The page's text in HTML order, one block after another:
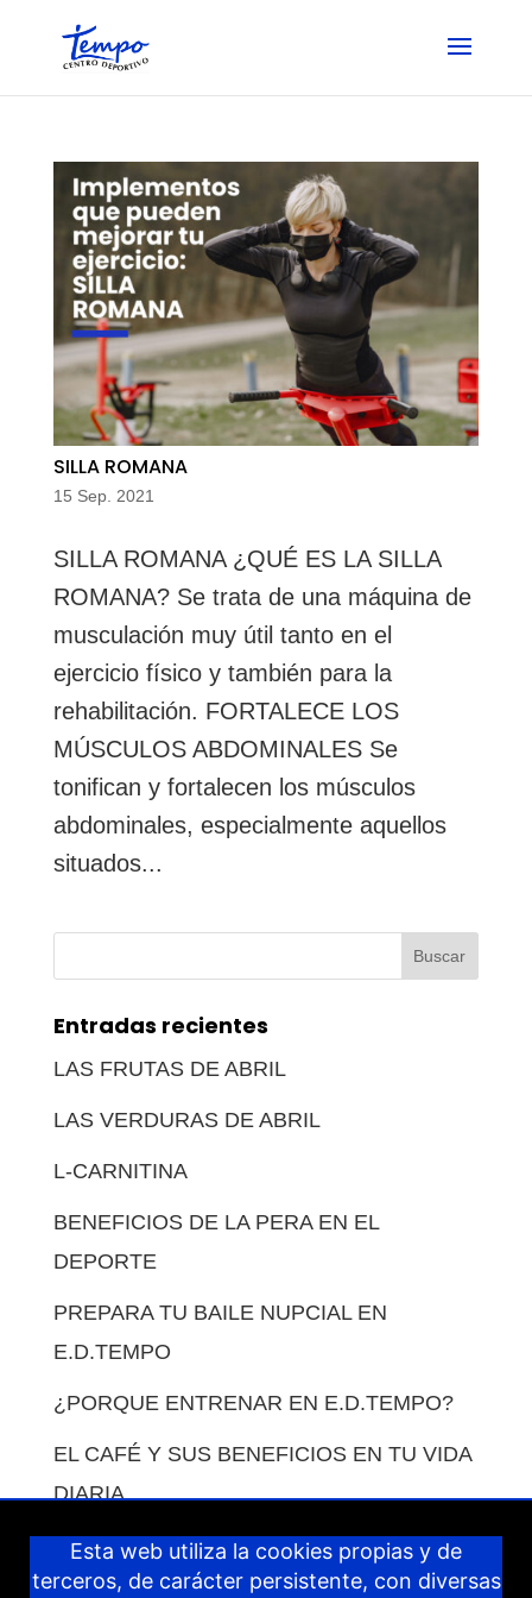
content
SILLA ROMANA
15 Sep. 2021
SILLA ROMANA ¿QUÉ ES LA SILLA
ROMANA? Se trata de una máquina de
musculación muy útil tanto en el
ejercicio físico y también para la
rehabilitación. FORTALECE LOS
MÚSCULOS ABDOMINALES Se
tonifican y fortalecen los músculos
abdominales, especialmente aquellos
situados...
Entradas recientes
LAS FRUTAS DE ABRIL
LAS VERDURAS DE ABRIL
L-CARNITINA
BENEFICIOS DE LA PERA EN EL
DEPORTE
PREPARA TU BAILE NUPCIAL EN
E.D.TEMPO
¿PORQUE ENTRENAR EN E.D.TEMPO?
EL CAFÉ Y SUS BENEFICIOS EN TU VIDA
DIARIA.
COMO COMPENSAR LAS COMIDAS EN
VACACIONES.
Esta web utiliza la cookies propias y de
terceros, de carácter persistente, con diversas